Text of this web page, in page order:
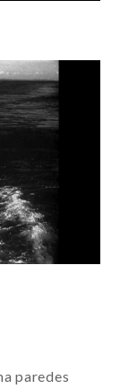
paredes